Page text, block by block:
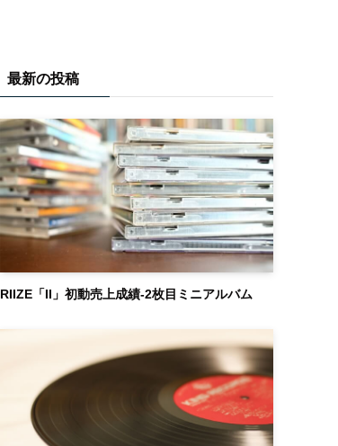
最新の投稿
RIIZE「II」初動売上成績-2枚目ミニアルバム